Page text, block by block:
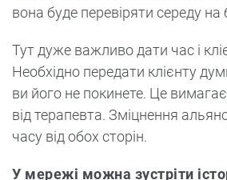
вона буде перевіряти середу на
Тут дуже важливо дати час і
Необхідно передати клієнту
ви його не покинете. Це вимагає
від терапевта. Зміцнення
часу від обох сторін.
У мережі можна зустріти